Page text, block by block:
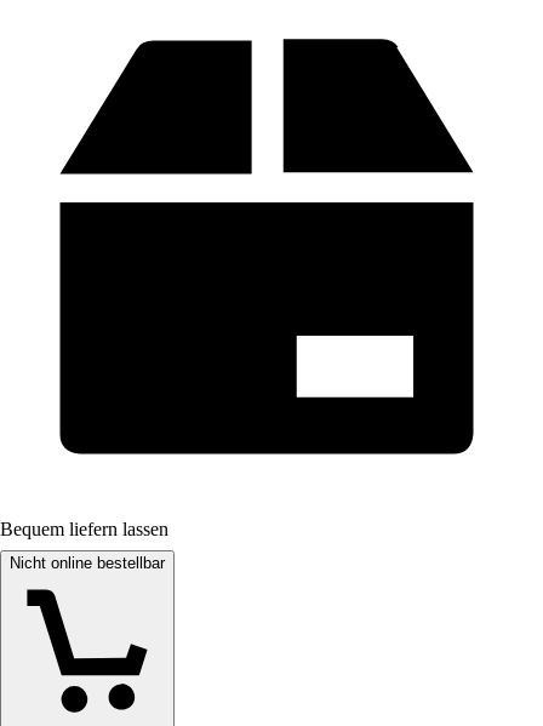
Bequem liefern lassen
Nicht online bestellbar